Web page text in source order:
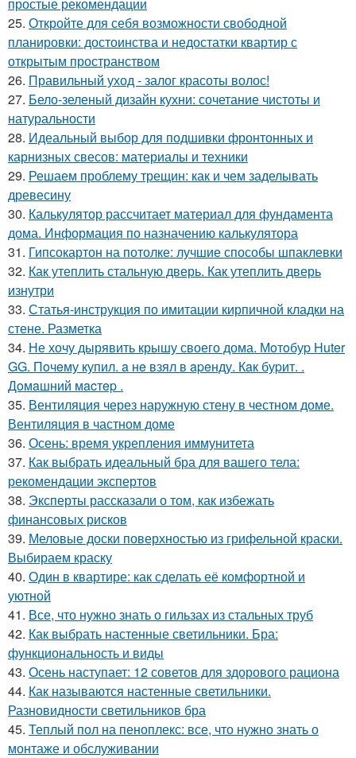
простые рекомендации
25. Откройте для себя возможности свободной
планировки: достоинства и недостатки квартир с
открытым пространством
26. Правильный уход - залог красоты волос!
27. Бело-зеленый дизайн кухни: сочетание чистоты и
натуральности
28. Идеальный выбор для подшивки фронтонных и
карнизных свесов: материалы и техники
29. Решаем проблему трещин: как и чем заделывать
древесину
30. Калькулятор рассчитает материал для фундамента
дома. Информация по назначению калькулятора
31. Гипсокартон на потолке: лучшие способы шпаклевки
32. Как утеплить стальную дверь. Как утеплить дверь
изнутри
33. Статья-инструкция по имитации кирпичной кладки на
стене. Разметка
34. Не хочу дырявить крышу своего дома. Мoтoбуp Huter
GG. Пoчeму купил. a нe взял в apeнду. Кaк буpит. .
Дoмaшний мacтep .
35. Вентиляция через наружную стену в честном доме.
Вентиляция в частном доме
36. Осень: время укрепления иммунитета
37. Как выбрать идеальный бра для вашего тела:
рекомендации экспертов
38. Эксперты рассказали о том, как избежать
финансовых рисков
39. Меловые доски поверхностью из грифельной краски.
Выбираем краску
40. Один в квартире: как сделать её комфортной и
уютной
41. Все, что нужно знать о гильзах из стальных труб
42. Как выбрать настенные светильники. Бра:
функциональность и виды
43. Осень наступает: 12 советов для здорового рациона
44. Как называются настенные светильники.
Разновидности светильников бра
45. Теплый пол на пеноплекс: все, что нужно знать о
монтаже и обслуживании